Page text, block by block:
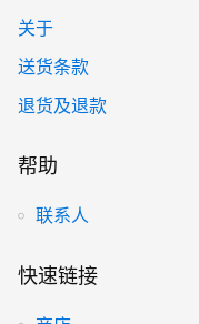
关于
送货条款
退货及退款
帮助
联系人
快速链接